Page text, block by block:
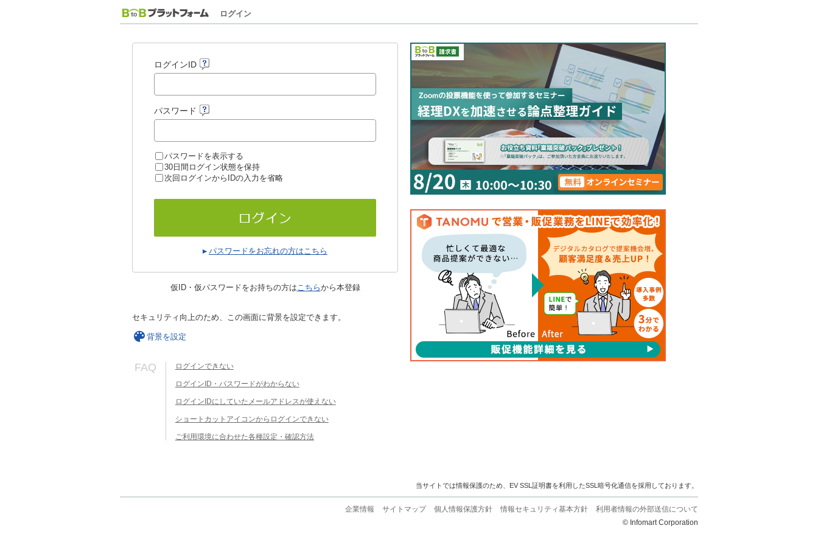
ログイン
ログインID
パスワード
パスワードを表示する
30日間ログイン状態を保持
次回ログインからIDの入力を省略
パスワードをお忘れの方はこちら
仮ID・仮パスワードをお持ちの方はこちらから本登録
セキュリティ向上のため、この画面に背景を設定できます。
背景を設定
FAQ ログインできない
ログインID・パスワードがわからない
ログインIDにしていたメールアドレスが使えない
ショートカットアイコンからログインできない
ご利用環境に合わせた各種設定・確認方法
当サイトでは情報保護のため、EV SSL証明書を利用したSSL暗号化通信を採用しております。
企業情報 サイトマップ 個人情報保護方針 情報セキュリティ基本方針
利用者情報の外部送信について
© Infomart Corporation